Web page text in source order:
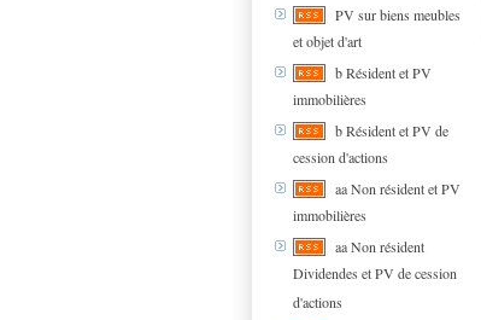
PV sur biens meubles
et objet d'art
b Résident et PV
immobilières
b Résident et PV de
cession d'actions
aa Non résident et PV
immobilières
aa Non résident
Dividendes et PV de cession
d'actions